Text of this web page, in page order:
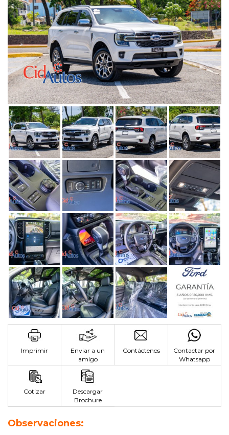
Imprimir
Enviar a un
amigo
Contáctenos
Contactar por
Whatsapp
Cotizar
Descargar
Brochure
Observaciones: